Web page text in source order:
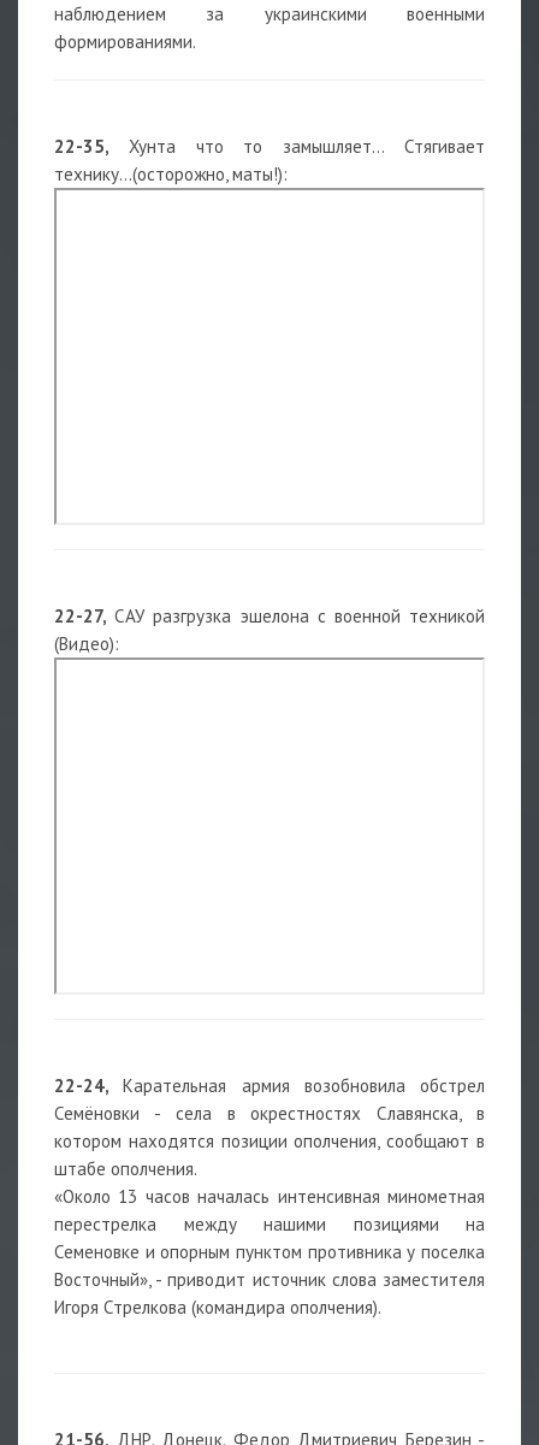
наблюдением за украинскими военными
формированиями.
22-35, Хунта что то замышляет... Стягивает
технику...(осторожно, маты!):
22-27,САУ разгрузка эшелона с военной техникой
(Видео):
22-24,Карательная армия возобновила обстрел
Семёновки - села в окрестностях Славянска, в
котором находятся позиции ополчения, cообщают в
штабе ополчения.
«Около 13 часов началась интенсивная минометная
перестрелка между нашими позициями на
Семеновке и опорным пунктом противника у поселка
Восточный», - приводит источник слова заместителя
Игоря Стрелкова (командира ополчения).
21-56, ДНР. Донецк. Федор Дмитриевич Березин -